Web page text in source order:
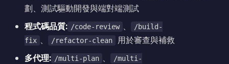
劃、測試驅動開發與端對端測試
程式碼品質: /code-review 、
/build-
fix 、 /refactor-clean
用於審查與補救
多代理: /multi-plan 、
/multi-